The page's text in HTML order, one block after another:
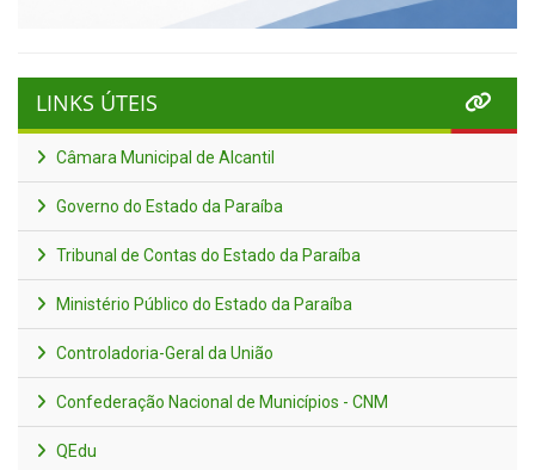
LINKS ÚTEIS
Câmara Municipal de Alcantil
Governo do Estado da Paraíba
Tribunal de Contas do Estado da Paraíba
Ministério Público do Estado da Paraíba
Controladoria-Geral da União
Confederação Nacional de Municípios - CNM
QEdu